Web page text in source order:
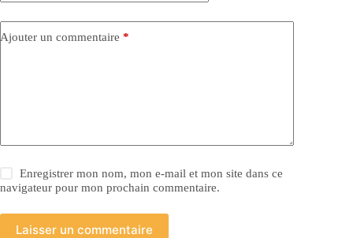
Ajouter un commentaire *
Enregistrer mon nom, mon e-mail et mon site dans ce
navigateur pour mon prochain commentaire.
Laisser un commentaire